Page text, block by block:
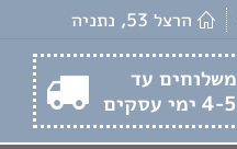
הרצל 53, נתניה
משלוחים עד
4-5 ימי עסקים